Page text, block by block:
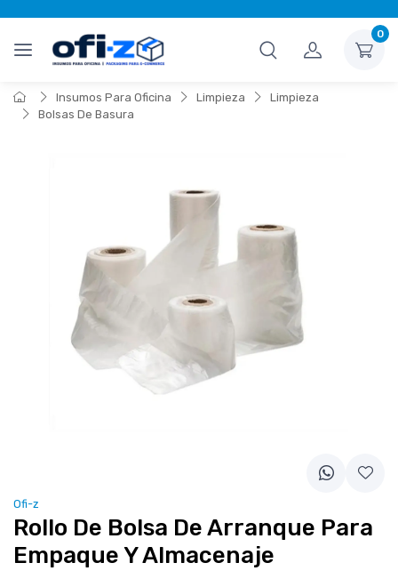
0
Insumos Para Oficina Limpieza
Limpieza
Bolsas De Basura
Ofi-z
Rollo De Bolsa De Arranque Para
Empaque Y Almacenaje